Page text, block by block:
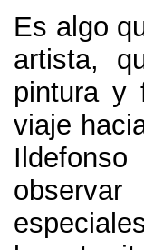
Es algo
artista,
pintura y
viaje